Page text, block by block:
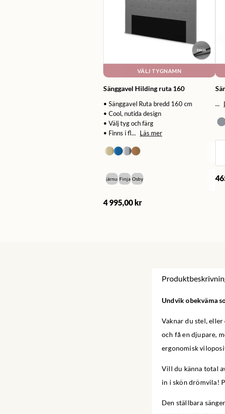
VÄLJ TYGNAMN
Sänggavel Hilding ruta 160
• Sänggavel Ruta bredd 160 cm
• Cool, nutida design
• Välj tyg och färg
• Finns i fl...
Läs mer
BjärnumFinja Osby
4 995,00 kr
...
Undvik obekväma
Vaknar du stel, eller
och få en djupare,
ergonomisk
Vill du känna total
in i skön drömvila!
Den ställbara